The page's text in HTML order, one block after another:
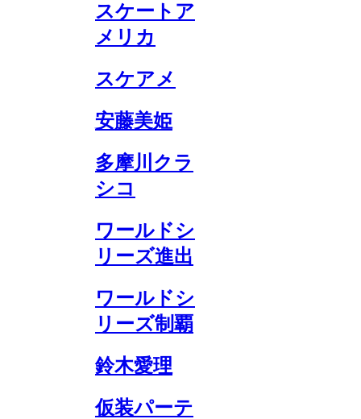
スケートア
メリカ
スケアメ
安藤美姫
多摩川クラ
シコ
ワールドシ
リーズ進出
ワールドシ
リーズ制覇
鈴木愛理
仮装パーテ